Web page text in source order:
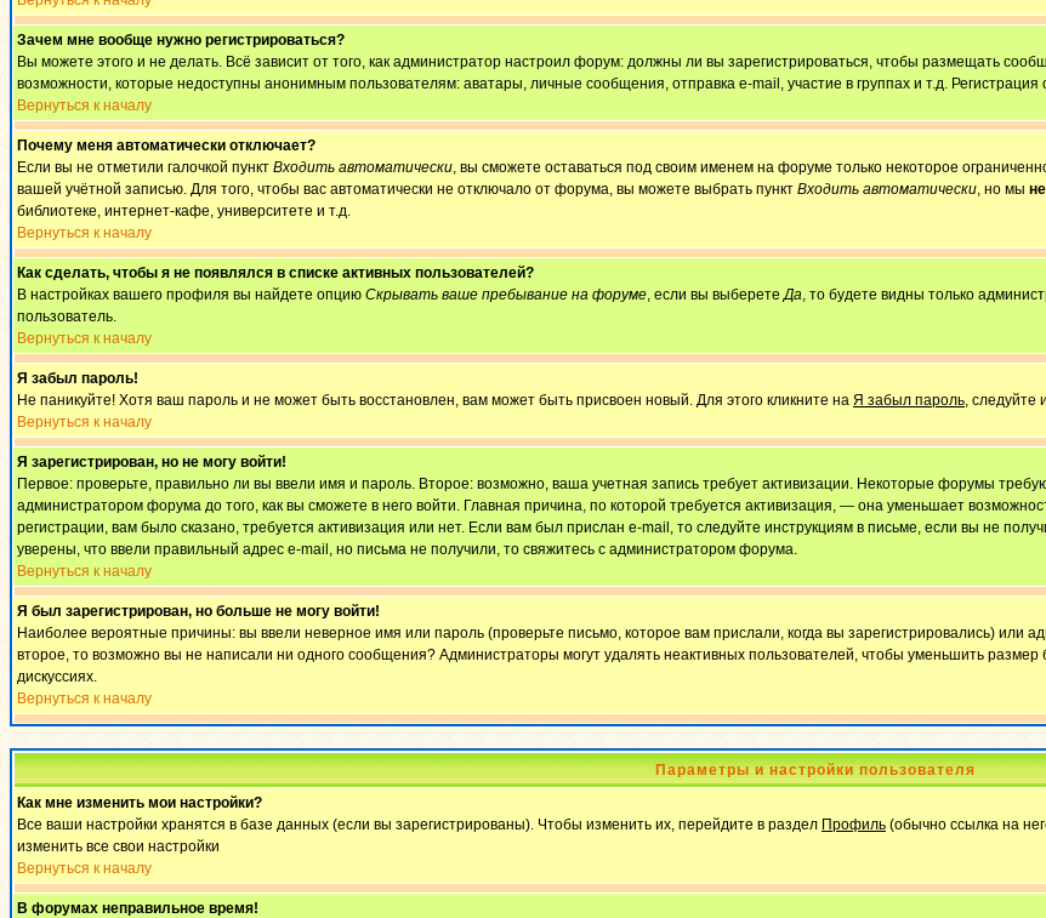
Зачем мне вообще нужно регистрироваться?
Вы можете этого и не делать. Всё зависит от того, как администратор настроил форум: должны ли вы зарегистрироваться, чтобы размещать
возможности, которые недоступны анонимным пользователям: аватары, личные сообщения, отправка e-mail, участие в группах и т.д.
Вернуться к началу
Почему меня автоматически отключает?
Если вы не отметили галочкой пункт Входить автоматически, вы сможете оставаться под своим именем на форуме только некоторое
вашей учётной записью. Для того, чтобы вас автоматически не отключало от форума, вы можете выбрать пункт Входить автоматически, но мы
библиотеке, интернет-кафе, университете и т.д.
Вернуться к началу
Как сделать, чтобы я не появлялся в списке активных пользователей?
В настройках вашего профиля вы найдете опцию Скрывать ваше пребывание на форуме, если вы выберетеДа, то будете видны только
пользователь.
Вернуться к началу
Я забыл пароль!
Не паникуйте! Хотя ваш пароль и не может быть восстановлен, вам может быть присвоен новый. Для этого кликните на Я забыл пароль, следуйте
Вернуться к началу
Я зарегистрирован, но не могу войти!
Первое: проверьте, правильно ли вы ввели имя и пароль. Второе: возможно, ваша учетная запись требует активизации. Некоторые форумы
администратором форума до того, как вы сможете в него войти. Главная причина, по которой требуется активизация, — она уменьшает
регистрации, вам было сказано, требуется активизация или нет. Если вам был прислан e-mail, то следуйте инструкциям в письме, если вы не
уверены, что ввели правильный адрес e-mail, но письма не получили, то свяжитесь с администратором форума.
Вернуться к началу
Я был зарегистрирован, но больше не могу войти!
Наиболее вероятные причины: вы ввели неверное имя или пароль (проверьте письмо, которое вам прислали, когда вы зарегистрировались) или
второе, то возможно вы не написали ни одного сообщения? Администраторы могут удалять неактивных пользователей, чтобы уменьшить
дискуссиях.
Вернуться к началу
Параметры и настройки пользователя
Как мне изменить мои настройки?
Все ваши настройки хранятся в базе данных (если вы зарегистрированы). Чтобы изменить их, перейдите в раздел Профиль (обычно ссылка на
изменить все свои настройки
Вернуться к началу
В форумах неправильное время!